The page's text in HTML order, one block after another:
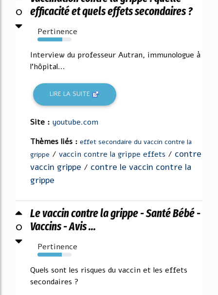
0
efficacité et quels effets secondaires ?
Pertinence
73%
Interview du professeur Autran, immunologue à
l'hôpital...
LIRE LA SUITE
Site : youtube.com
Thèmes liés : effet secondaire du vaccin contre la
grippe / vaccin contre la grippe effets / contre
vaccin grippe / contre le vaccin contre la
grippe
0
Le vaccin contre la grippe - Santé Bébé -
Vaccins - Avis ...
Pertinence
71%
Quels sont les risques du vaccin et les effets
secondaires ?